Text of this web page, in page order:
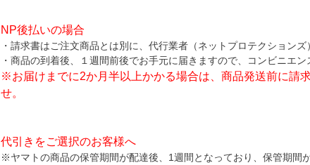
NP後払いの場合
・請求書はご注文商品とは別に、代行業者（ネットプロテクションズ
・商品の到着後、１週間前後でお手元に届きますので、コンビニエ
※お届けまでに2か月半以上かかる場合は、商品発送前に請
せ。
代引きをご選択のお客様へ
※ヤマトの商品の保管期間が配達後、1週間となっており、保管期間